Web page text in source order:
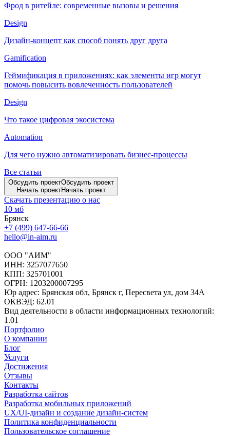
Фрод в ритейле: современные вызовы и решения
Design
Дизайн-концепт как способ понять друг друга
Gamification
Геймификация в приложениях: как элементы игр могут
помочь повысить вовлеченность пользователей
Design
Что такое цифровая экосистема
Automation
Для чего нужно автоматизировать бизнес-процессы
Все статьи
Обсудить проектОбсудить проект
Начать проектНачать проект
Скачать презентацию о нас
10 мб
Брянск
+7 (499) 647-66-66
hello@in-aim.ru
ООО "АИМ"
ИНН: 3257077650
КПП: 325701001
ОГРН: 1203200007295
Юр адрес: Брянская обл, Брянск г, Пересвета ул, дом 34А
ОКВЭД: 62.01
Вид деятельности в области информационных технологий:
1.01
Портфолио
О компании
Блог
Услуги
Достижения
Отзывы
Контакты
Разработка сайтов
Разработка мобильных приложений
UX/UI-дизайн и создание дизайн-систем
Политика конфиденциальности
Пользовательское соглашение